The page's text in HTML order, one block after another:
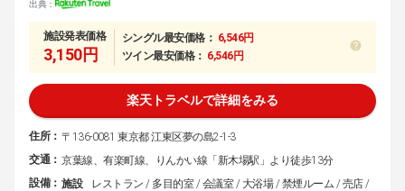
出典：
施設発表価格
3,150円
シングル最安価格： 6,546円
ツイン最安価格： 6,546円
楽天トラベルで詳細をみる
住所： 〒136-0081 東京都 江東区夢の島2-1-3
交通： 京葉線、有楽町線、りんかい線「新木場駅」より徒歩13分
設備： 施設
レストラン / 多目的室 / 会議室 / 大浴場 / 禁煙ルーム / 売店 /